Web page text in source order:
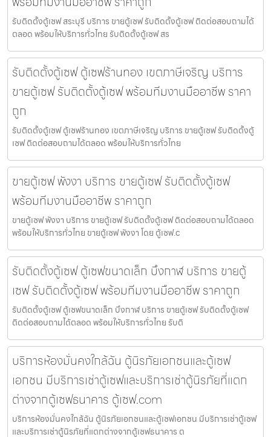
รับติดตั้งตู้เซฟ สระบุรี บริการ ขายตู้เซฟ รับติดตั้งตู้เซฟ ติดต่อสอบถามได้
ตลอด พร้อมให้บริการทั่วไทย รับติดตั้งตู้เซฟ สร
รับติดตั้งตู้เซฟ ตู้เซฟร้านทอง เขตภาษีเจริญ บริการ
ขายตู้เซฟ รับติดตั้งตู้เซฟ พร้อมทีมงานมืออาชีพ ราคา
ถูก
รับติดตั้งตู้เซฟ ตู้เซฟร้านทอง เขตภาษีเจริญ บริการ ขายตู้เซฟ รับติดตั้งตู้
เซฟ ติดต่อสอบถามได้ตลอด พร้อมให้บริการทั่วไทย
ขายตู้เซฟ พังงา บริการ ขายตู้เซฟ รับติดตั้งตู้เซฟ
พร้อมทีมงานมืออาชีพ ราคาถูก
ขายตู้เซฟ พังงา บริการ ขายตู้เซฟ รับติดตั้งตู้เซฟ ติดต่อสอบถามได้ตลอด
พร้อมให้บริการทั่วไทย ขายตู้เซฟ พังงา โดย ตู้เซฟ.c
รับติดตั้งตู้เซฟ ตู้เซฟขนาดเล็ก บึงกาฬ บริการ ขายตู้
เซฟ รับติดตั้งตู้เซฟ พร้อมทีมงานมืออาชีพ ราคาถูก
รับติดตั้งตู้เซฟ ตู้เซฟขนาดเล็ก บึงกาฬ บริการ ขายตู้เซฟ รับติดตั้งตู้เซฟ
ติดต่อสอบถามได้ตลอด พร้อมให้บริการทั่วไทย รับติ
บริการห้องมั่นคงใกล้ฉัน ตู้นิรภัยเอกชนและตู้เซฟ
เอกชน มีบริการเช่าตู้เซฟและบริการเช่าตู้นิรภัยที่แตก
ต่างจากตู้เซฟธนาคาร ตู้เซฟ.com
บริการห้องมั่นคงใกล้ฉัน ตู้นิรภัยเอกชนและตู้เซฟเอกชน มีบริการเช่าตู้เซฟ
และบริการเช่าตู้นิรภัยที่แตกต่างจากตู้เซฟธนาคาร ต